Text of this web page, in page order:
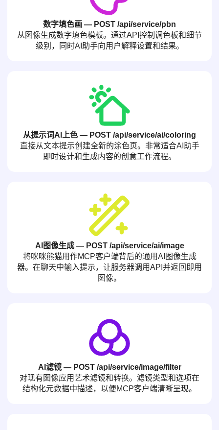
数字填色画 — POST /api/service/pbn
从图像生成数字填色模板。通过API控制调色板和细节
级别，同时AI助手向用户解释设置和结果。
从提示词AI上色 — POST /api/service/ai/coloring
直接从文本提示创建全新的涂色页。非常适合AI助手
即时设计和生成内容的创意工作流程。
AI图像生成 — POST /api/service/ai/image
将咪咪熊猫用作MCP客户端背后的通用AI图像生成
器。在聊天中输入提示，让服务器调用API并返回即用
图像。
AI滤镜 — POST /api/service/image/filter
对现有图像应用艺术滤镜和转换。滤镜类型和选项在
结构化元数据中描述，以便MCP客户端清晰呈现。